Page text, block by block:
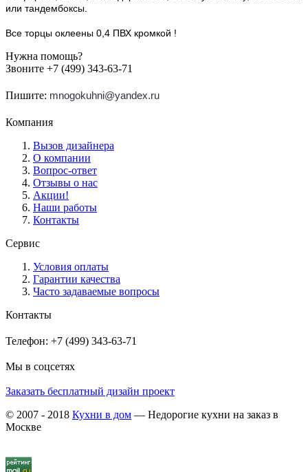
или тандембоксы.
Все торцы оклеены 0,4 ПВХ кромкой !
Нужна помощь?
Звоните +7 (499) 343-63-71
Пишите: mnogokuhni@yandex.ru
Компания
Вызов дизайнера
О компании
Вопрос-ответ
Отзывы о нас
Акции!
Наши работы
Контакты
Сервис
Условия оплаты
Гарантии качества
Часто задаваемые вопросы
Контакты
Телефон: +7 (499) 343-63-71
Мы в соцсетях
Заказать бесплатный дизайн проект
© 2007 - 2018 Кухни в дом — Недорогие кухни на заказ в
Москве